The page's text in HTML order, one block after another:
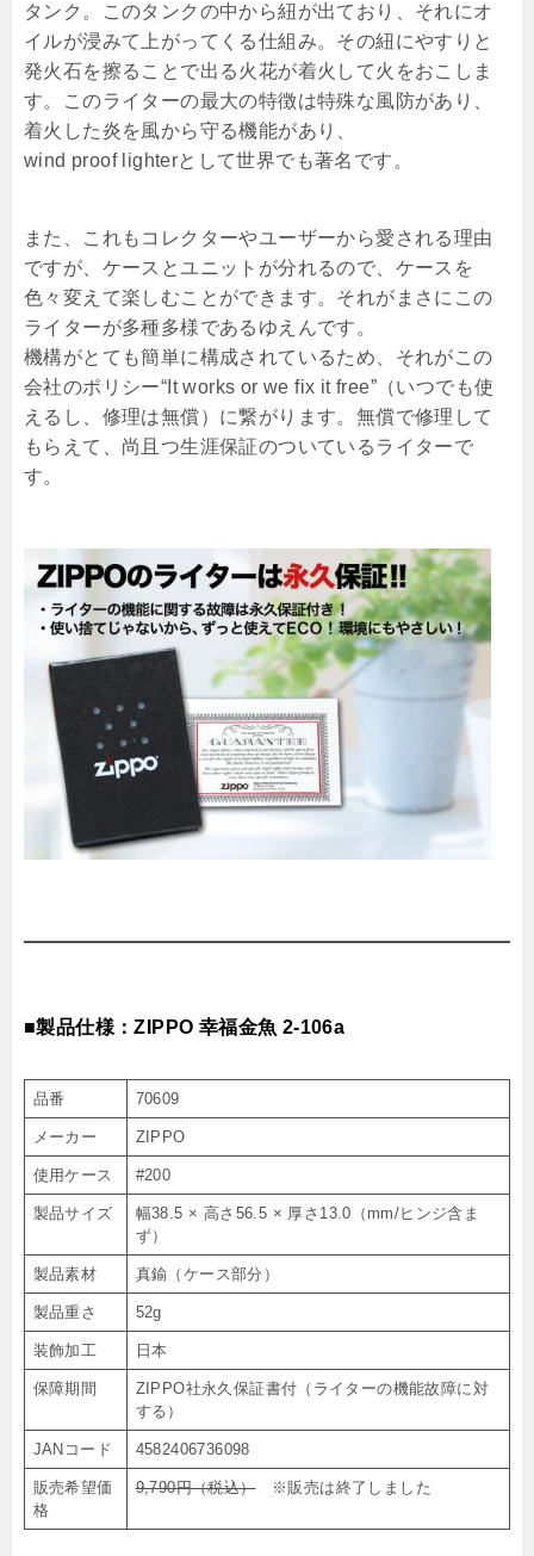
タンク。このタンクの中から紐が出ており、それにオ
イルが浸みて上がってくる仕組み。その紐にやすりと
発火石を擦ることで出る火花が着火して火をおこしま
す。このライターの最大の特徴は特殊な風防があり、
着火した炎を風から守る機能があり、
wind proof lighterとして世界でも著名です。
また、これもコレクターやユーザーから愛される理由
ですが、ケースとユニットが分れるので、ケースを
色々変えて楽しむことができます。それがまさにこの
ライターが多種多様であるゆえんです。
機構がとても簡単に構成されているため、それがこの
会社のポリシー“It works or we fix it free”（いつでも使
えるし、修理は無償）に繋がります。無償で修理して
もらえて、尚且つ生涯保証のついているライターで
す。
■製品仕様：ZIPPO 幸福金魚 2-106a
品番 70609
メーカー ZIPPO
使用ケース #200
製品サイズ
幅38.5 × 高さ56.5 × 厚さ13.0（mm/ヒンジ含ま
ず）
製品素材 真鍮（ケース部分）
製品重さ 52g
装飾加工 日本
保障期間
ZIPPO社永久保証書付（ライターの機能故障に対
する）
JANコード 4582406736098
販売希望価
格
9,790円（税込）※販売は終了しました